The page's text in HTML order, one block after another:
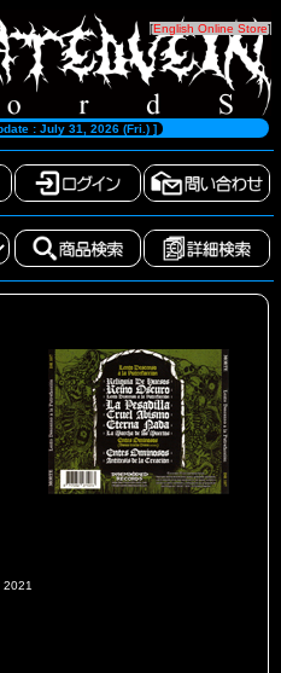
[English Online Store]
: July 31, 2026 (Fri.) ]
2021